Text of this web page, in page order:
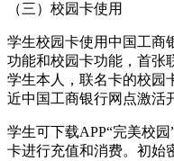
（三）校园卡使用
学生校园卡使用中国工商
功能和校园卡功能，首张
学生本人，联名卡的校园
近中国工商银行网点激活
学生可下载APP“完美校
卡进行充值和消费。初始